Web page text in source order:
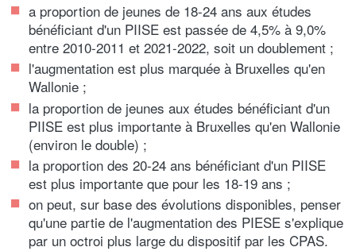
a proportion de jeunes de 18-24 ans aux études
bénéficiant d'un PIISE est passée de 4,5% à 9,0%
entre 2010-2011 et 2021-2022, soit un doublement ;
l'augmentation est plus marquée à Bruxelles qu'en
Wallonie ;
la proportion de jeunes aux études bénéficiant d'un
PIISE est plus importante à Bruxelles qu'en Wallonie
(environ le double) ;
la proportion des 20-24 ans bénéficiant d'un PIISE
est plus importante que pour les 18-19 ans ;
on peut, sur base des évolutions disponibles, penser
qu'une partie de l'augmentation des PIESE s'explique
par un octroi plus large du dispositif par les CPAS.